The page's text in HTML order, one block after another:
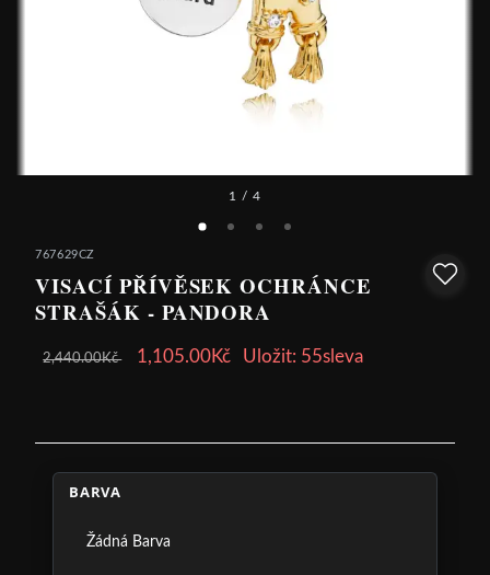
1 / 4
767629CZ
VISACÍ PŘÍVĚSEK OCHRÁNCE
STRAŠÁK - PANDORA
2,440.00Kč 1,105.00Kč Uložit: 55sleva
BARVA
Žádná Barva